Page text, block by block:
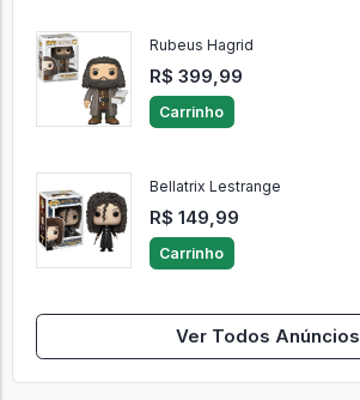
Rubeus Hagrid
R$ 399,99
Carrinho
Bellatrix Lestrange
R$ 149,99
Carrinho
Ver Todos Anúncios